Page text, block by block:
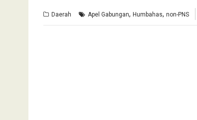
Daerah Apel Gabungan, Humbahas, non-PNS